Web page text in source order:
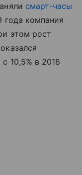
смарт-часы
года компания
этом рост
10,5% в 2018